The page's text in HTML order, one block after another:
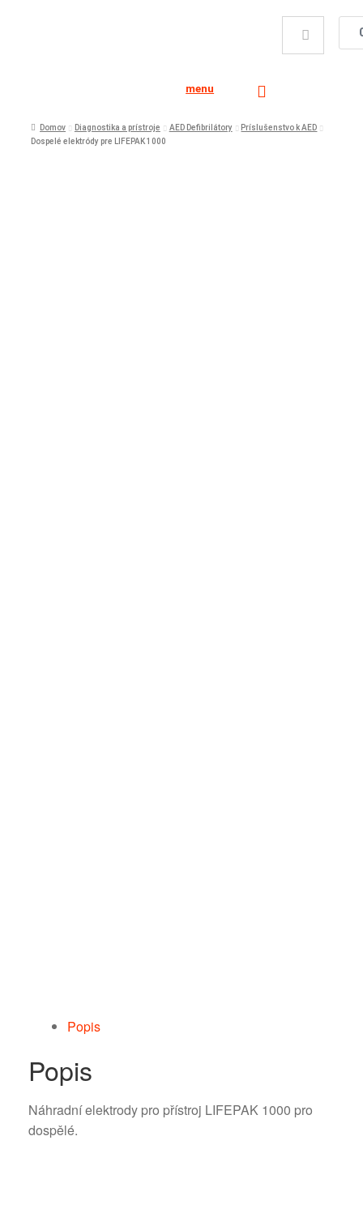
menu
Domov Diagnostika a prístroje AED Defibrilátory
Príslušenstvo k AED
Dospelé elektródy pre LIFEPAK 1000
Popis
Popis
Náhradní elektrody pro přístroj LIFEPAK 1000 pro
dospělé.